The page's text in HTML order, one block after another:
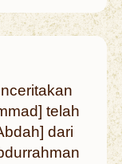
telah
dari